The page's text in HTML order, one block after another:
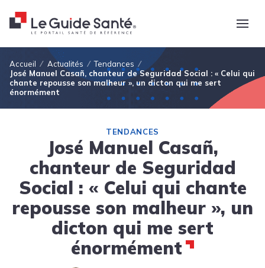
Fil d'Ariane
Accueil Actualités
Tendances
José Manuel Casañ, chanteur de Seguridad Social : « Celui qui
chante repousse son malheur », un dicton qui me sert
énormément
TENDANCES
José Manuel Casañ,
chanteur de Seguridad
Social : « Celui qui chante
repousse son malheur », un
dicton qui me sert
énormément